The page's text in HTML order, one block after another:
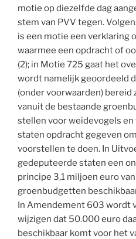
motie op diezelfde dag
stem van PVV tegen.
is een motie een verklaring
waarmee een opdracht of
(2); in Motie 725 gaat het
wordt namelijk geoordeeld
(onder voorwaarden) bereid
vanuit de bestaande
stellen voor weidevogels
staten opdracht gegeven
voorstellen te doen. In
gedeputeerde staten een
principe 3,1 miljoen euro
groenbudgetten
In Amendement 603 wordt
wijzigen dat 50.000 euro
beschikbaar komt voor het